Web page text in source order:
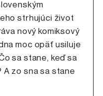
strhujúci život
nový komiksový
moc opäť usiluje
sa stane, keď sa
A zo sna sa stane